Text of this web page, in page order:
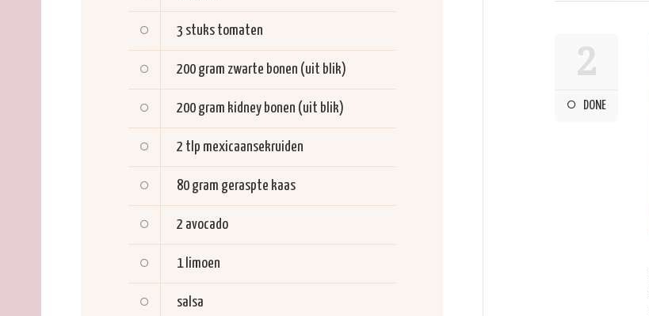
3 stuks tomaten
200 gram zwarte bonen (uit blik)
200 gram kidney bonen (uit blik)
2 tlp mexicaansekruiden
80 gram geraspte kaas
2 avocado
1 limoen
salsa
2
DONE